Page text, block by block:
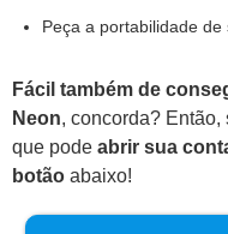
Peça a portabilidade
Fácil também de
Neon, concorda? Então,
que pode abrir sua
botão abaixo!